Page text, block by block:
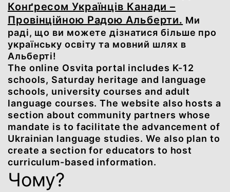
Конґресом Українців Канади –
Провінційною Радою Альберти. Ми
раді, що ви можете дізнатися більше про
українську освіту та мовний шлях в
Альберті!
The online Osvita portal includes K-12
schools, Saturday heritage and language
schools, university courses and adult
language courses. The website also hosts a
section about community partners whose
mandate is to facilitate the advancement of
Ukrainian language studies. We also plan to
create a section for educators to host
curriculum-based information.
Чому?